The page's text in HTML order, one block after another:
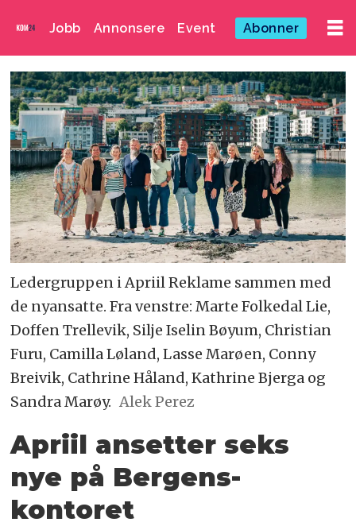
Jobb Annonsere Event Abonner
Ledergruppen i Apriil Reklame sammen med
de nyansatte. Fra venstre: Marte Folkedal Lie,
Doffen Trellevik, Silje Iselin Bøyum, Christian
Furu, Camilla Løland, Lasse Marøen, Conny
Breivik, Cathrine Håland, Kathrine Bjerga og
Sandra Marøy. Alek Perez
Apriil ansetter seks
nye på Bergens-
kontoret